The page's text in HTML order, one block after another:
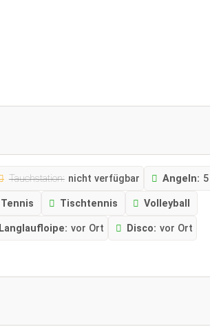
Tauchstation: nicht verfügbar Angeln:
Tennis Tischtennis Volleyball
Langlaufloipe: vor Ort Disco: vor Ort